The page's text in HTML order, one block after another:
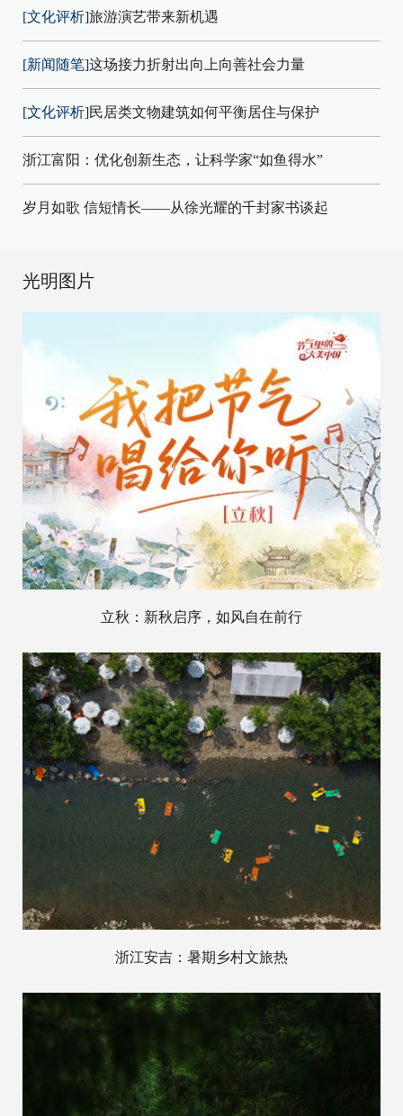
[文化评析]旅游演艺带来新机遇
[新闻随笔]这场接力折射出向上向善社会力量
[文化评析]民居类文物建筑如何平衡居住与保护
浙江富阳：优化创新生态，让科学家“如鱼得水”
岁月如歌 信短情长——从徐光耀的千封家书谈起
光明图片
立秋：新秋启序，如风自在前行
浙江安吉：暑期乡村文旅热